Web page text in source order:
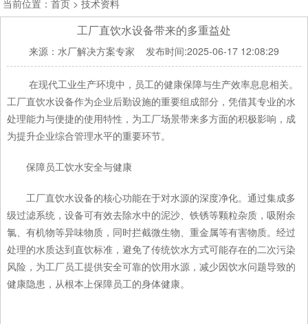
当前位置：首页 >技术资料
工厂直饮水设备带来的多重益处
来源：水厂解决方案专家 发布时间:2025-06-17 12:08:29
在现代工业生产环境中，员工的健康保障与生产效率息息相关。
工厂直饮水设备作为企业后勤设施的重要组成部分，凭借其专业的水
处理能力与便捷的使用特性，为工厂场景带来多方面的积极影响，成
为提升企业综合管理水平的重要环节。
保障员工饮水安全与健康
工厂直饮水设备的核心功能在于对水源的深度净化。通过集成多
级过滤系统，设备可有效去除水中的泥沙、铁锈等颗粒杂质，吸附余
氯、有机物等异味物质，同时拦截微生物、重金属等有害物质。经过
处理的水质达到直饮标准，避免了传统饮水方式可能存在的二次污染
风险，为工厂员工提供安全可靠的饮用水源，减少因饮水问题导致的
健康隐患，从根本上保障员工的身体健康。